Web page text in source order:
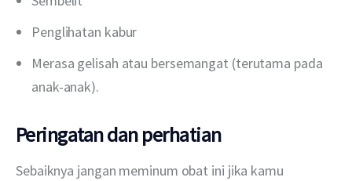
Penglihatan kabur
Merasa gelisah atau bersemangat (terutama pada
anak-anak).
Peringatan dan perhatian
Sebaiknya jangan meminum obat ini jika kamu